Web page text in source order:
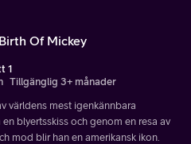
Of Mickey
1
Tillgänglig 3+ månader
världens mest igenkännbara
blyertsskiss och genom en resa av
mod blir han en amerikansk ikon.